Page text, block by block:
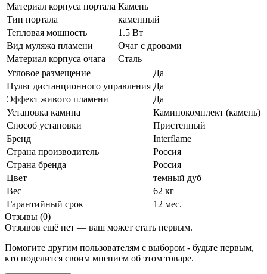
Материал корпуса портала Камень
Тип портала
каменный
Тепловая мощность
1.5 Вт
Вид муляжа пламени
Очаг с дровами
Материал корпуса очага
Сталь
Угловое размещение
Да
Пульт дистанционного управления Да
Эффект живого пламени
Да
Установка камина
Каминокомплект (камень)
Способ установки
Пристенный
Бренд
Interflame
Страна производитель
Россия
Страна бренда
Россия
Цвет
темный дуб
Вес
62 кг
Гарантийный срок
12 мес.
Отзывы (0)
Отзывов ещё нет — ваш может стать первым.
Помогите другим пользователям с выбором - будьте первым,
кто поделится своим мнением об этом товаре.